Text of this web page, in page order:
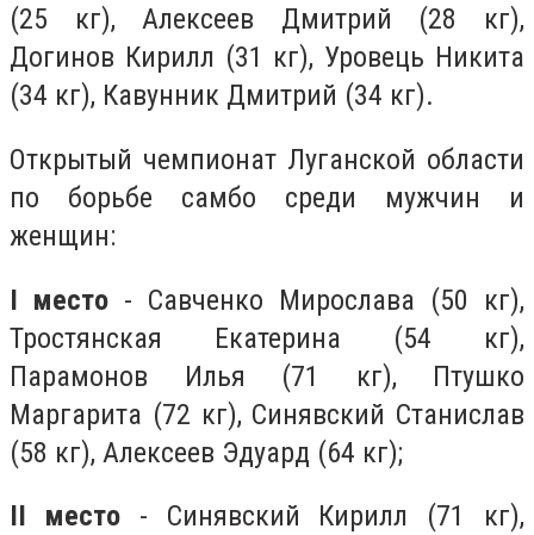
(25 кг), Алексеев Дмитрий (28 кг),
Догинов Кирилл (31 кг), Уровець Никита
(34 кг), Кавунник Дмитрий (34 кг).
Открытый чемпионат Луганской области
по борьбе самбо среди мужчин и
женщин:
I место - Савченко Мирослава (50 кг),
Тростянская Екатерина (54 кг),
Парамонов Илья (71 кг), Птушко
Маргарита (72 кг), Синявский Станислав
(58 кг), Алексеев Эдуард (64 кг);
II место- Синявский Кирилл (71 кг),